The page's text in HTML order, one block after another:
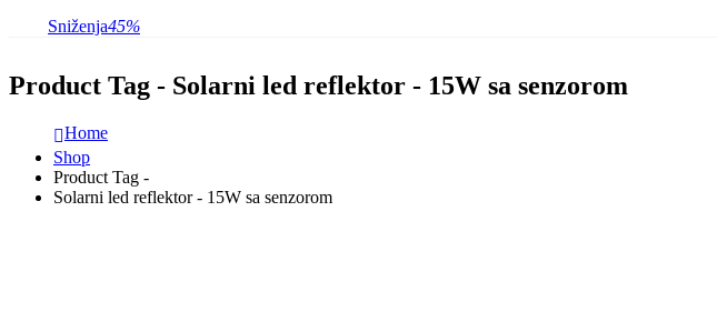
Sniženja45%
Product Tag - Solarni led reflektor - 15W sa senzorom
Home
Shop
Product Tag -
Solarni led reflektor - 15W sa senzorom